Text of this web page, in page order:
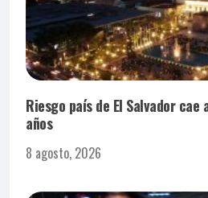
Riesgo país de El Salvador cae
años
8 agosto, 2026